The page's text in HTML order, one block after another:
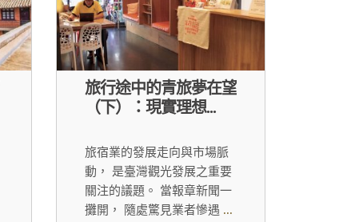
旅行途中的青旅夢在望
（下）：現實理想...
旅宿業的發展走向與市場脈
動， 是臺灣觀光發展之重要
關注的議題。 當報章新聞一
攤開， 隨處驚見業者慘遇 ...